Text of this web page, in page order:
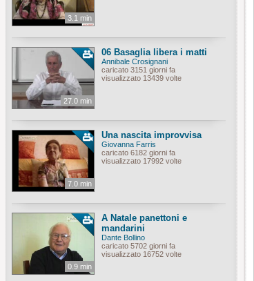
3.1 min
27.0 min
06 Basaglia libera i matti
Annibale Crosignani
caricato 3151 giorni fa
visualizzato 13439 volte
7.0 min
Una nascita improvvisa
Giovanna Farris
caricato 6182 giorni fa
visualizzato 17992 volte
0.9 min
A Natale panettoni e
mandarini
Dante Bollino
caricato 5702 giorni fa
visualizzato 16752 volte